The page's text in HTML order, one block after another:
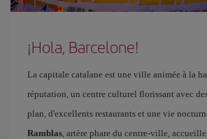
¡Hola, Barcelone!
La capitale catalane est une ville animée à la
réputation, un centre culturel florissant avec
plan, d'excellents restaurants et une vie
Ramblas, artère phare du centre-ville,